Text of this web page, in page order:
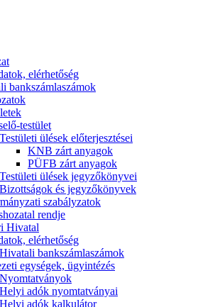
elérhetőség
bankszámlaszámok
testület
Testületi ülések előterjesztései
KNB zárt anyagok
PÜFB zárt anyagok
Testületi ülések jegyzőkönyvei
Bizottságok és jegyzőkönyvek
szabályzatok
rendje
Hivatal
elérhetőség
Hivatali bankszámlaszámok
egységek, ügyintézés
Nyomtatványok
Helyi adók nyomtatványai
Helyi adók kalkulátor